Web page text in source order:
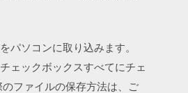
パソコンに取り込みます。
ェックボックスすべてにチェ
ファイルの保存方法は、ご